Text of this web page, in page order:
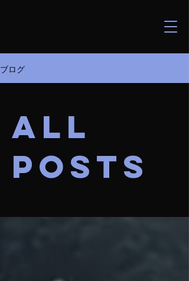
ブログ
All
Posts